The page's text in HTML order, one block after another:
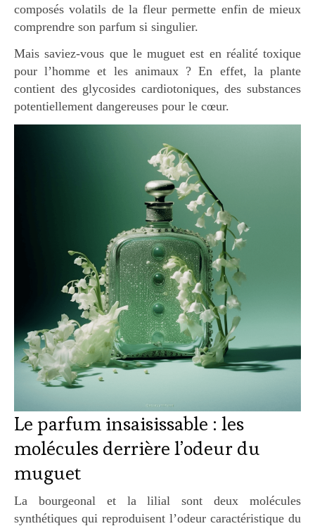
composés volatils de la fleur permette enfin de mieux
comprendre son parfum si singulier.
Mais saviez-vous que le muguet est en réalité toxique
pour l’homme et les animaux ? En effet, la plante
contient des glycosides cardiotoniques, des substances
potentiellement dangereuses pour le cœur.
Le parfum insaisissable : les
molécules derrière l’odeur du
muguet
La bourgeonal et la lilial sont deux molécules
synthétiques qui reproduisent l’odeur caractéristique du